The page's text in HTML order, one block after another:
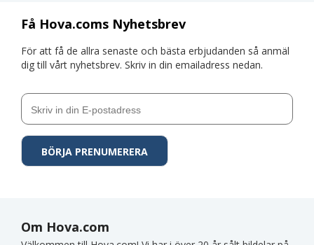
Få Hova.coms Nyhetsbrev
För att få de allra senaste och bästa erbjudanden så anmäl
dig till vårt nyhetsbrev. Skriv in din emailadress nedan.
Om Hova.com